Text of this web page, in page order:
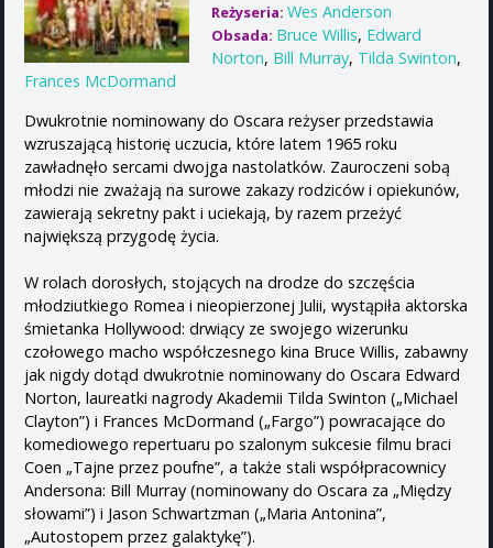
Reżyseria: Wes Anderson
Obsada: Bruce Willis, Edward
Norton, Bill Murray, Tilda Swinton,
Frances McDormand
Dwukrotnie nominowany do Oscara reżyser przedstawia
wzruszającą historię uczucia, które latem 1965 roku
zawładnęło sercami dwojga nastolatków. Zauroczeni sobą
młodzi nie zważają na surowe zakazy rodziców i opiekunów,
zawierają sekretny pakt i uciekają, by razem przeżyć
największą przygodę życia.
W rolach dorosłych, stojących na drodze do szczęścia
młodziutkiego Romea i nieopierzonej Julii, wystąpiła aktorska
śmietanka Hollywood: drwiący ze swojego wizerunku
czołowego macho współczesnego kina Bruce Willis, zabawny
jak nigdy dotąd dwukrotnie nominowany do Oscara Edward
Norton, laureatki nagrody Akademii Tilda Swinton („Michael
Clayton”) i Frances McDormand („Fargo”) powracające do
komediowego repertuaru po szalonym sukcesie filmu braci
Coen „Tajne przez poufne”, a także stali współpracownicy
Andersona: Bill Murray (nominowany do Oscara za „Między
słowami”) i Jason Schwartzman („Maria Antonina”,
„Autostopem przez galaktykę”).